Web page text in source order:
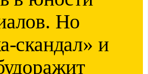
Но
скандал» и